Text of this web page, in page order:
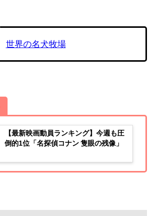
世界の名犬牧場
【最新映画動員ランキング】今週も圧
倒的1位「名探偵コナン 隻眼の残像」